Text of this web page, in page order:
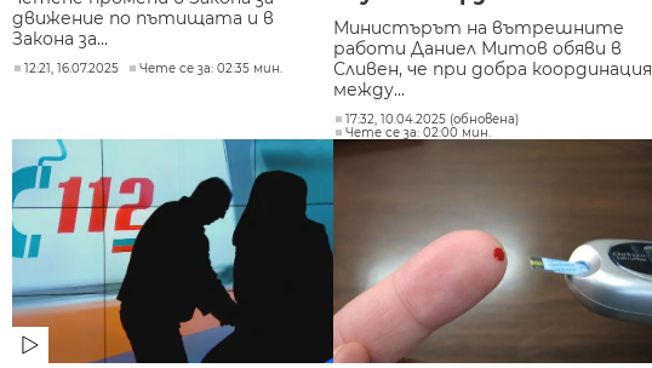
движение по пътищата и в
Закона за...
12:21, 16.07.2025 Чете се за: 02:35 мин.
Министърът на вътрешните
работи Даниел Митов обяви в
Сливен, че при добра координация
между...
17:32, 10.04.2025 (обновена)
Чете се за: 02:00 мин.